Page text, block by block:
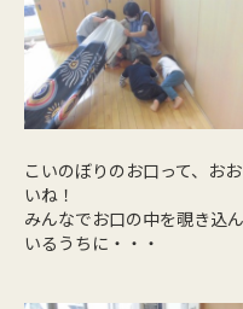
こいのぼりのお口って、お
いね！
みんなでお口の中を覗き込
いるうちに・・・